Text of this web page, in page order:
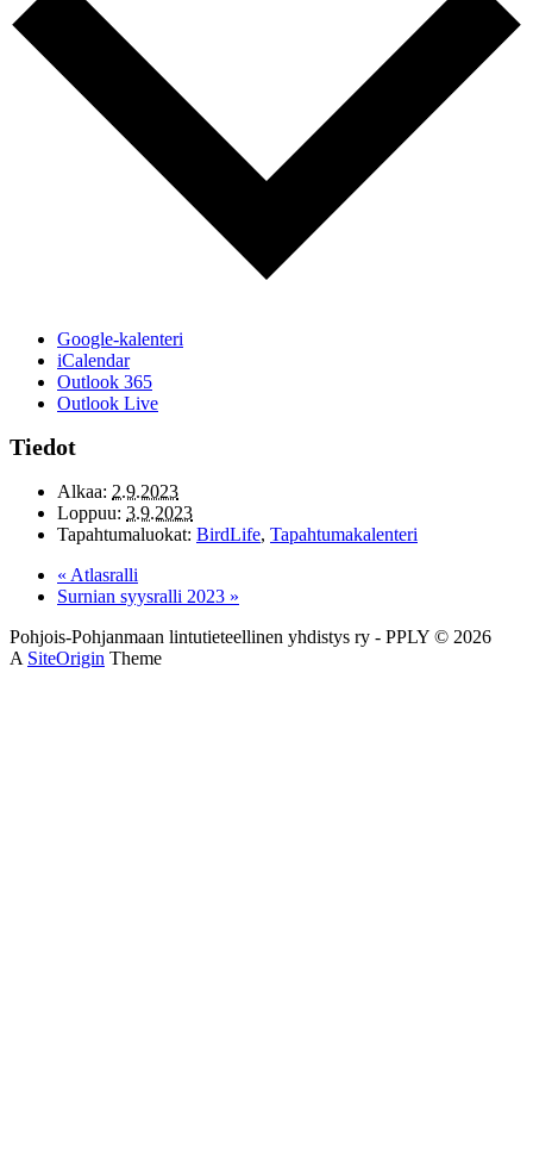
Google-kalenteri
iCalendar
Outlook 365
Outlook Live
Tiedot
Alkaa: 2.9.2023
Loppuu: 3.9.2023
Tapahtumaluokat: BirdLife, Tapahtumakalenteri
« Atlasralli
Surnian syysralli 2023 »
Pohjois-Pohjanmaan lintutieteellinen yhdistys ry - PPLY © 2026
A SiteOrigin Theme